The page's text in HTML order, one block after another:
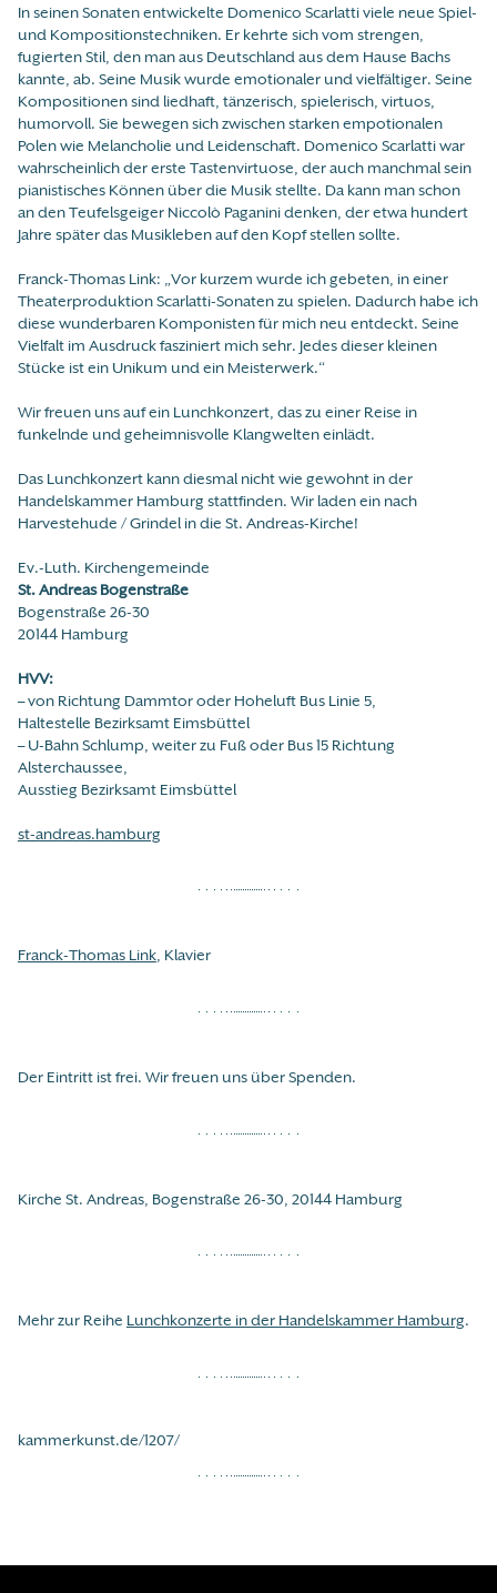
In seinen Sonaten entwickelte Domenico Scarlatti viele neue Spiel-
und Kompositionstechniken. Er kehrte sich vom strengen,
fugierten Stil, den man aus Deutschland aus dem Hause Bachs
kannte, ab. Seine Musik wurde emotionaler und vielfältiger. Seine
Kompositionen sind liedhaft, tänzerisch, spielerisch, virtuos,
humorvoll. Sie bewegen sich zwischen starken empotionalen
Polen wie Melancholie und Leidenschaft. Domenico Scarlatti war
wahrscheinlich der erste Tastenvirtuose, der auch manchmal sein
pianistisches Können über die Musik stellte. Da kann man schon
an den Teufelsgeiger Niccolò Paganini denken, der etwa hundert
Jahre später das Musikleben auf den Kopf stellen sollte.
Franck-Thomas Link: „Vor kurzem wurde ich gebeten, in einer
Theaterproduktion Scarlatti-Sonaten zu spielen. Dadurch habe ich
diese wunderbaren Komponisten für mich neu entdeckt. Seine
Vielfalt im Ausdruck fasziniert mich sehr. Jedes dieser kleinen
Stücke ist ein Unikum und ein Meisterwerk.“
Wir freuen uns auf ein Lunchkonzert, das zu einer Reise in
funkelnde und geheimnisvolle Klangwelten einlädt.
Das Lunchkonzert kann diesmal nicht wie gewohnt in der
Handelskammer Hamburg stattfinden. Wir laden ein nach
Harvestehude / Grindel in die St. Andreas-Kirche!
Ev.-Luth. Kirchengemeinde
St. Andreas Bogenstraße
Bogenstraße 26-30
20144 Hamburg
HVV:
– von Richtung Dammtor oder Hoheluft Bus Linie 5,
Haltestelle Bezirksamt Eimsbüttel
– U-Bahn Schlump, weiter zu Fuß oder Bus 15 Richtung
Alsterchaussee,
Ausstieg Bezirksamt Eimsbüttel
st-andreas.hamburg
Franck-Thomas Link, Klavier
Der Eintritt ist frei. Wir freuen uns über Spenden.
Kirche St. Andreas, Bogenstraße 26-30, 20144 Hamburg
Mehr zur Reihe Lunchkonzerte in der Handelskammer Hamburg.
kammerkunst.de/1207/